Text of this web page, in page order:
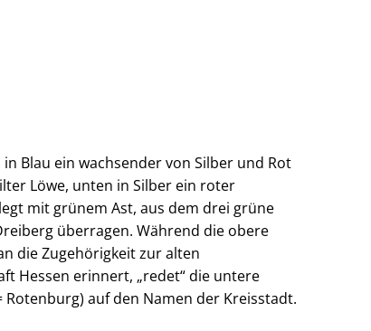
Blau ein wachsender von Silber und Rot
Löwe, unten in Silber ein roter
mit grünem Ast, aus dem drei grüne
überragen. Während die obere
die Zugehörigkeit zur alten
Hessen erinnert, „redet“ die untere
Rotenburg) auf den Namen der Kreisstadt.